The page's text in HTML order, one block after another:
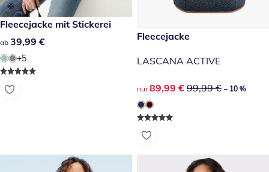
39,99 €
Fleecejacke mit Stickerei
39,99 €
ab 39,99 €
+5
reduzierter Preis 89,99 €,
-10 %
Fleecejacke
LASCANA ACTIVE
reduzierter Preis 89,99 €,
nur 89,99 € 99,99 € – 10 %